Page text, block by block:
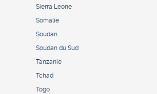
Sierra Leone
Somalie
Soudan
Soudan du Sud
Tanzanie
Tchad
Togo